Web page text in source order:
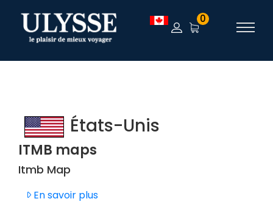
TEST 0
États-Unis
ITMB maps
Itmb Map
En savoir plus